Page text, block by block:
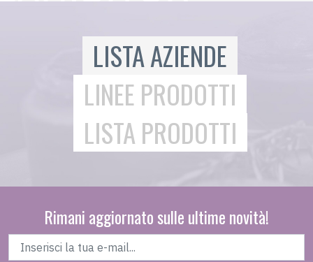
LISTA AZIENDE
LINEE PRODOTTI
LISTA PRODOTTI
Rimani aggiornato sulle ultime novità!